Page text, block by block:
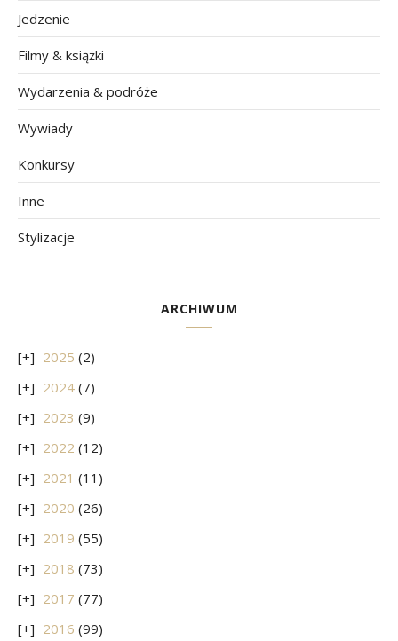
Jedzenie
Filmy & książki
Wydarzenia & podróże
Wywiady
Konkursy
Inne
Stylizacje
ARCHIWUM
2025 (2)
2024 (7)
2023 (9)
2022 (12)
2021 (11)
2020 (26)
2019 (55)
2018 (73)
2017 (77)
2016 (99)